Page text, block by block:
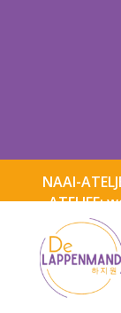
NAAI-
ATELJEE: